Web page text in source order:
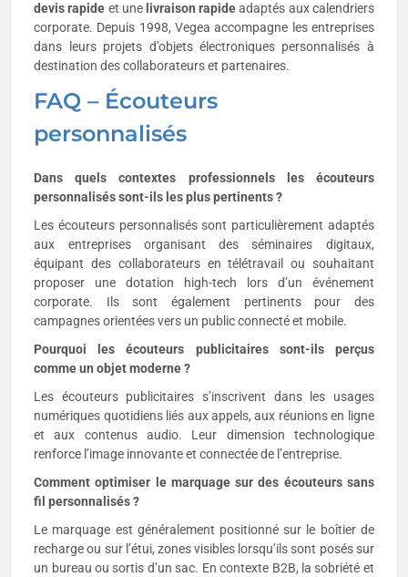
devis rapide et une livraison rapideadaptés aux calendriers
corporate. Depuis 1998, Vegea accompagne les entreprises
dans leurs projets d’objets électroniques personnalisés à
destination des collaborateurs et partenaires.
FAQ – Écouteurs
personnalisés
Dans quels contextes professionnels les écouteurs
personnalisés sont-ils les plus pertinents ?
Les écouteurs personnalisés sont particulièrement adaptés
aux entreprises organisant des séminaires digitaux,
équipant des collaborateurs en télétravail ou souhaitant
proposer une dotation high-tech lors d’un événement
corporate. Ils sont également pertinents pour des
campagnes orientées vers un public connecté et mobile.
Pourquoi les écouteurs publicitaires sont-ils perçus
comme un objet moderne ?
Les écouteurs publicitaires s’inscrivent dans les usages
numériques quotidiens liés aux appels, aux réunions en ligne
et aux contenus audio. Leur dimension technologique
renforce l’image innovante et connectée de l’entreprise.
Comment optimiser le marquage sur des écouteurs sans
fil personnalisés ?
Le marquage est généralement positionné sur le boîtier de
recharge ou sur l’étui, zones visibles lorsqu’ils sont posés sur
un bureau ou sortis d’un sac. En contexte B2B, la sobriété et